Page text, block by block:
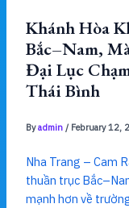
Khánh Hòa
Bắc–Nam,
Đại Lục
Thái Bình
Byadmin / February 12,
Nha Trang – Cam
thuần trục
mạnh hơn về